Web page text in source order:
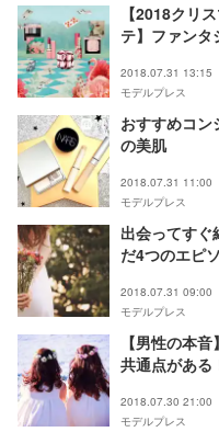
【2018クリ
テ】ファンタ
2018.07.31 13:15
モデルプレス
おすすめコ
の美肌
2018.07.31 11:00
モデルプレス
出会ってす
だ4つのエピ
2018.07.31 09:00
モデルプレス
【男性の本
共通点がある
2018.07.30 21:00
モデルプレス